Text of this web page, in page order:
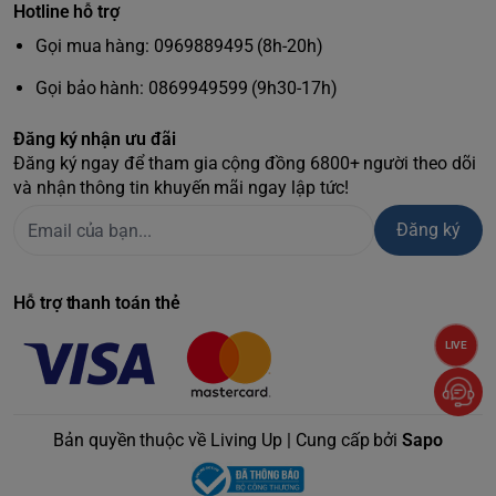
Hotline hỗ trợ
Gọi mua hàng: 0969889495 (8h-20h)
Gọi bảo hành: 0869949599 (9h30-17h)
Đăng ký nhận ưu đãi
Đăng ký ngay để tham gia cộng đồng 6800+ người theo dõi
và nhận thông tin khuyến mãi ngay lập tức!
Đăng ký
Hỗ trợ thanh toán thẻ
Bản quyền thuộc về Living Up | Cung cấp bởiSapo
LIVE